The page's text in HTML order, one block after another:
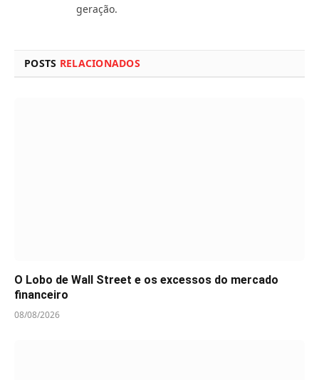
geração.
POSTS RELACIONADOS
O Lobo de Wall Street e os excessos do mercado
financeiro
08/08/2026